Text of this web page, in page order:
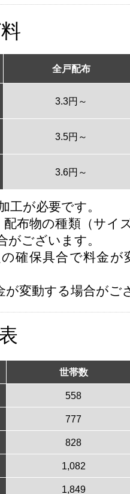
全戸配布
3.3円～
3.5円～
3.6円～
が必要です。
布物の種類（サイ
がございます。
確保具合で料金が
変動する場合がご
世帯数
558
777
828
1,082
1,849